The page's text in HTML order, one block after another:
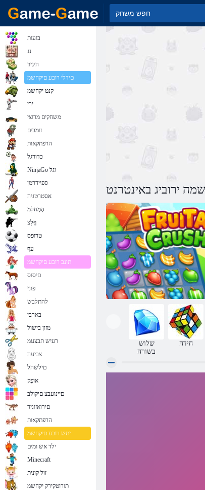
שלוש
בשורה
חידה
בועות
נג
היגיון
םידלי רובע םיקחשמ
קנט יקחשמ
ירי
משחקים מרוצי
זומבים
הרפתקאות
כדורגל
NinjaGo וגל
ספיידרמן
אסטרטגיה
הָמָחלִמ
ףָלַצ
טרופס
עף
תונב רובע םיקחשמ
םיסוס
פוני
להתלבש
בארבי
מזון בישול
רעיש תבצעמ
צביעה
םילשהל
אּופָק
םיינועבצ םיקולב
םירואזוניד
הרפתקאות
יתש רובע םיקחשמ
ילד אש ומים
Minecraft
זול קונית
תורוטקירק יקחשמ